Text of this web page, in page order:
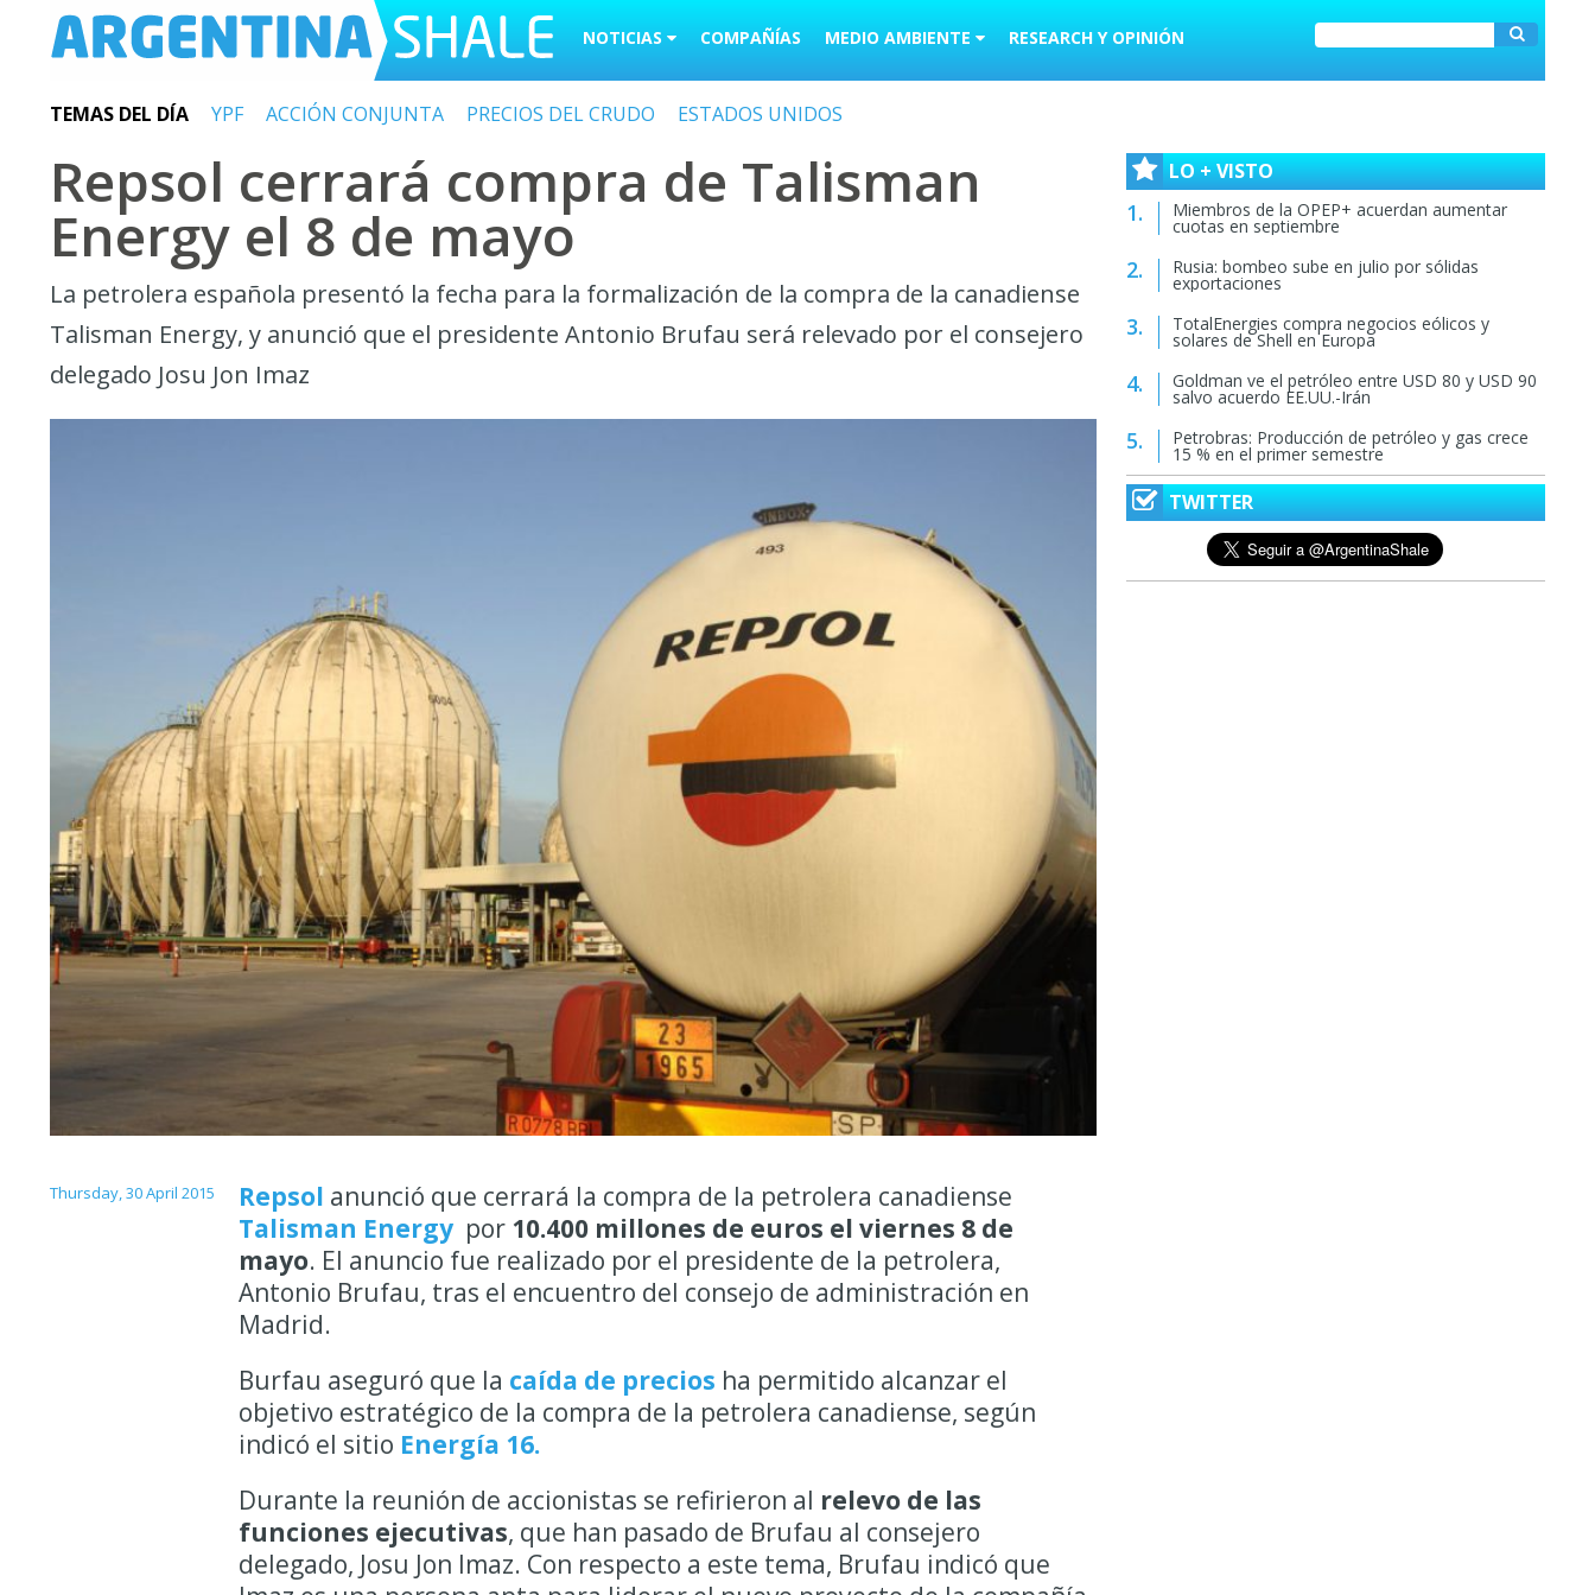
NOTICIAS COMPAÑÍAS MEDIO AMBIENTE RESEARCH Y OPINIÓN
TEMAS DEL DÍA YPF ACCIÓN CONJUNTA PRECIOS DEL CRUDO ESTADOS UNIDOS
Repsol cerrará compra de Talisman
Energy el 8 de mayo
La petrolera española presentó la fecha para la formalización de la compra de la canadiense
Talisman Energy, y anunció que el presidente Antonio Brufau será relevado por el consejero
delegado Josu Jon Imaz
Thursday, 30 April 2015 Repsol anunció que cerrará la compra de la petrolera canadiense
Talisman Energy por10.400 millones de euros el viernes 8 de
mayo. El anuncio fue realizado por el presidente de la petrolera,
Antonio Brufau, tras el encuentro del consejo de administración en
Madrid.
Burfau aseguró que la caída de precios ha permitido alcanzar el
objetivo estratégico de la compra de la petrolera canadiense, según
indicó el sitio Energía 16.
Durante la reunión de accionistas se refirieron al relevo de las
funciones ejecutivas, que han pasado de Brufau al consejero
delegado, Josu Jon Imaz. Con respecto a este tema, Brufau indicó que
LO + VISTO
Miembros de la OPEP+ acuerdan aumentar
cuotas en septiembre
Rusia: bombeo sube en julio por sólidas
exportaciones
TotalEnergies compra negocios eólicos y
solares de Shell en Europa
Goldman ve el petróleo entre USD 80 y USD 90
salvo acuerdo EE.UU.-Irán
Petrobras: Producción de petróleo y gas crece
15 % en el primer semestre
TWITTER